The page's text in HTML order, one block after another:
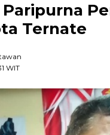
Paripurna
Ternate
WIT